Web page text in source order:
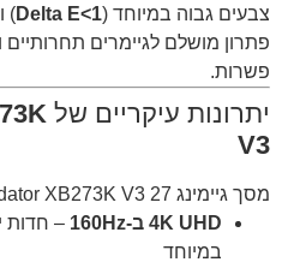
צבעים גבוה במיוחד (Delta E<1
)
פתרון מושלם לגיימרים תחרותיים
פשרות.
יתרונות עיקריים של
V3
מסך גיימינג Acer Predator XB273K V3 27 אינץ' 4K 160Hz
4K UHD ב-160Hz
– חדות
במיוחד